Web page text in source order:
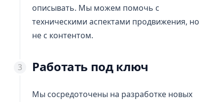
описывать. Мы можем помочь с
техническими аспектами продвижения, но
не с контентом.
Работать под ключ
Мы сосредоточены на разработке новых